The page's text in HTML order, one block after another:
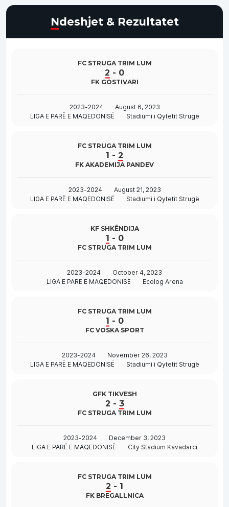
Ndeshjet & Rezultatet
FC STRUGA TRIM LUM
2 - 0
FK GOSTIVARI
2023-2024
August 6, 2023
LIGA E PARË E MAQEDONISË
Stadiumi i Qytetit Strugë
FC STRUGA TRIM LUM
1 - 2
FK AKADEMIJA PANDEV
2023-2024
August 21, 2023
LIGA E PARË E MAQEDONISË
Stadiumi i Qytetit Strugë
KF SHKËNDIJA
1 - 0
FC STRUGA TRIM LUM
2023-2024
October 4, 2023
LIGA E PARË E MAQEDONISË
Ecolog Arena
FC STRUGA TRIM LUM
1 - 0
FC VOSKA SPORT
2023-2024
November 26, 2023
LIGA E PARË E MAQEDONISË
Stadiumi i Qytetit Strugë
GFK TIKVESH
2 - 3
FC STRUGA TRIM LUM
2023-2024
December 3, 2023
LIGA E PARË E MAQEDONISË
City Stadium Kavadarci
FC STRUGA TRIM LUM
2 - 1
FK BREGALLNICA